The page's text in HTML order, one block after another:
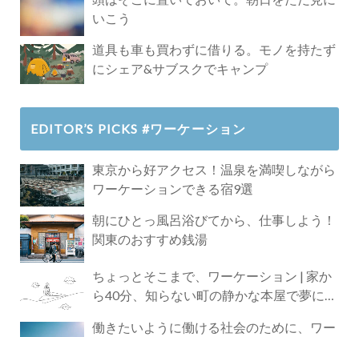
いこう
道具も車も買わずに借りる。モノを持たず
にシェア&サブスクでキャンプ
EDITOR’S PICKS #ワーケーション
東京から好アクセス！温泉を満喫しながら
ワーケーションできる宿9選
朝にひとっ風呂浴びてから、仕事しよう！
関東のおすすめ銭湯
ちょっとそこまで、ワーケーション | 家か
ら40分、知らない町の静かな本屋で夢に近
働きたいように働ける社会のために、ワー